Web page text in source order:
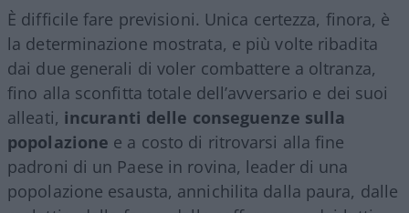
È difficile fare previsioni. Unica certezza, finora, è
la determinazione mostrata, e più volte ribadita
dai due generali di voler combattere a oltranza,
fino alla sconfitta totale dell’avversario e dei suoi
alleati, incuranti delle conseguenze sulla
popolazione e a costo di ritrovarsi alla fine
padroni di un Paese in rovina, leader di una
popolazione esausta, annichilita dalla paura, dalle